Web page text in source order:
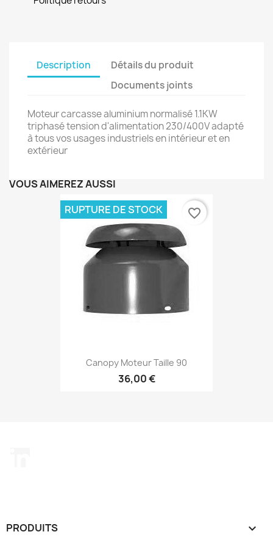
Description
Détails du produit
Documents joints
Moteur carcasse aluminium normalisé 1.1KW
triphasé tension d'alimentation 230/400V adapté
à tous vos usages industriels en intérieur et en
extérieur
VOUS AIMEREZ AUSSI
Canopy Moteur Taille 90
36,00 €
RUPTURE DE STOCK favorite_border
PRODUITS 